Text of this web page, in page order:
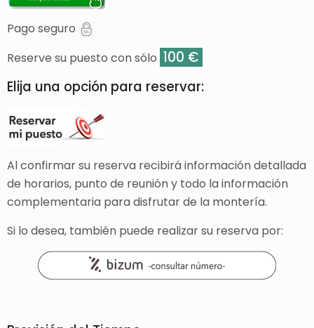
Pago seguro
Reserve su puesto con sólo 100 €
Elija una opción para reservar:
Al confirmar su reserva recibirá información detallada
de horarios, punto de reunión y todo la información
complementaria para disfrutar de la montería.
Si lo desea, también puede realizar su reserva por: